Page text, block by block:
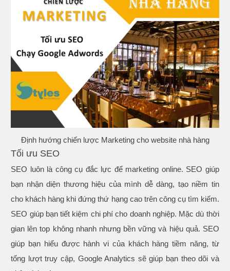
Định hướng chiến lược Marketing cho website nhà hàng
Tối ưu SEO
SEO luôn là công cụ đắc lực để marketing online. SEO giúp
bạn nhận diện thương hiệu của mình dễ dàng, tạo niềm tin
cho khách hàng khi đứng thứ hạng cao trên công cụ tìm kiếm.
SEO giúp bạn tiết kiệm chi phí cho doanh nghiệp. Mặc dù thời
gian lên top không nhanh nhưng bền vững và hiệu quả. SEO
giúp bạn hiểu được hành vi của khách hàng tiềm năng, từ
tổng lượt truy cập, Google Analytics sẽ giúp bạn theo dõi và